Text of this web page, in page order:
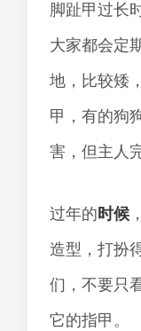
脚趾甲过长
大家都会定
地，比较矮
甲，有的狗
害，但主人
过年的时候
造型，打扮
们，不要只
它的指甲。